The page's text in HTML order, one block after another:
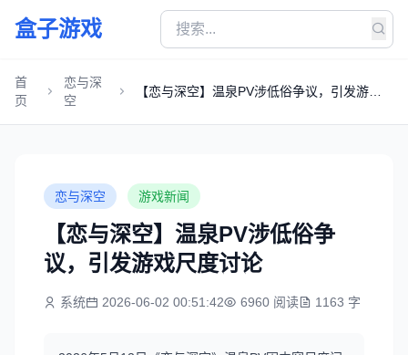
盒子游戏
首
页
恋与深
空
【恋与深空】温泉PV涉低俗争议，引发游戏
恋与深空 游戏新闻
【恋与深空】温泉PV涉低俗争
议，引发游戏尺度讨论
系统 2026-06-02 00:51:42 6960 阅读 1163 字